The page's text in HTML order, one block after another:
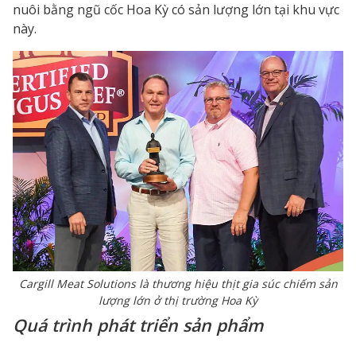
nuôi bằng ngũ cốc Hoa Kỳ có sản lượng lớn tại khu vực
này.
Cargill Meat Solutions là thương hiệu thịt gia súc chiếm sản
lượng lớn ở thị trường Hoa Kỳ
Quá trình phát triển sản phẩm